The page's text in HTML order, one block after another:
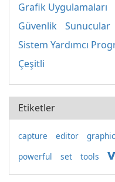
Grafik Uygulamaları
Güvenlik
Sunucular
Sistem Yardımcı
Çeşitli
Etiketler
capture editor graphic
powerful
set tools